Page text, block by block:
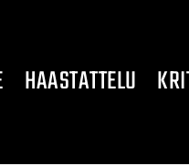
HAASTATTELU